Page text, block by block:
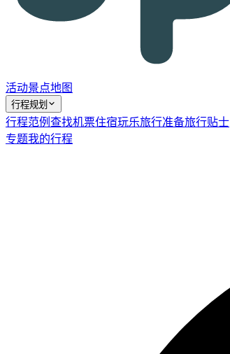
活动景点地图
行程规划
行程范例 查找机票住宿玩乐旅行准备旅行贴士
专题我的行程